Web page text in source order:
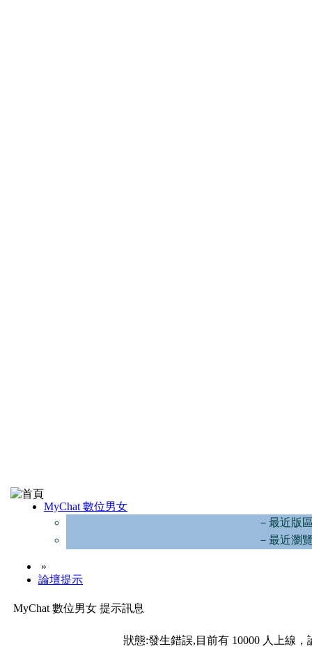
MyChat 數位男女
－最近版
－最近瀏
»
論壇提示
MyChat 數位男女 提示訊息
狀態:發生錯誤,目前有 10000 人上線